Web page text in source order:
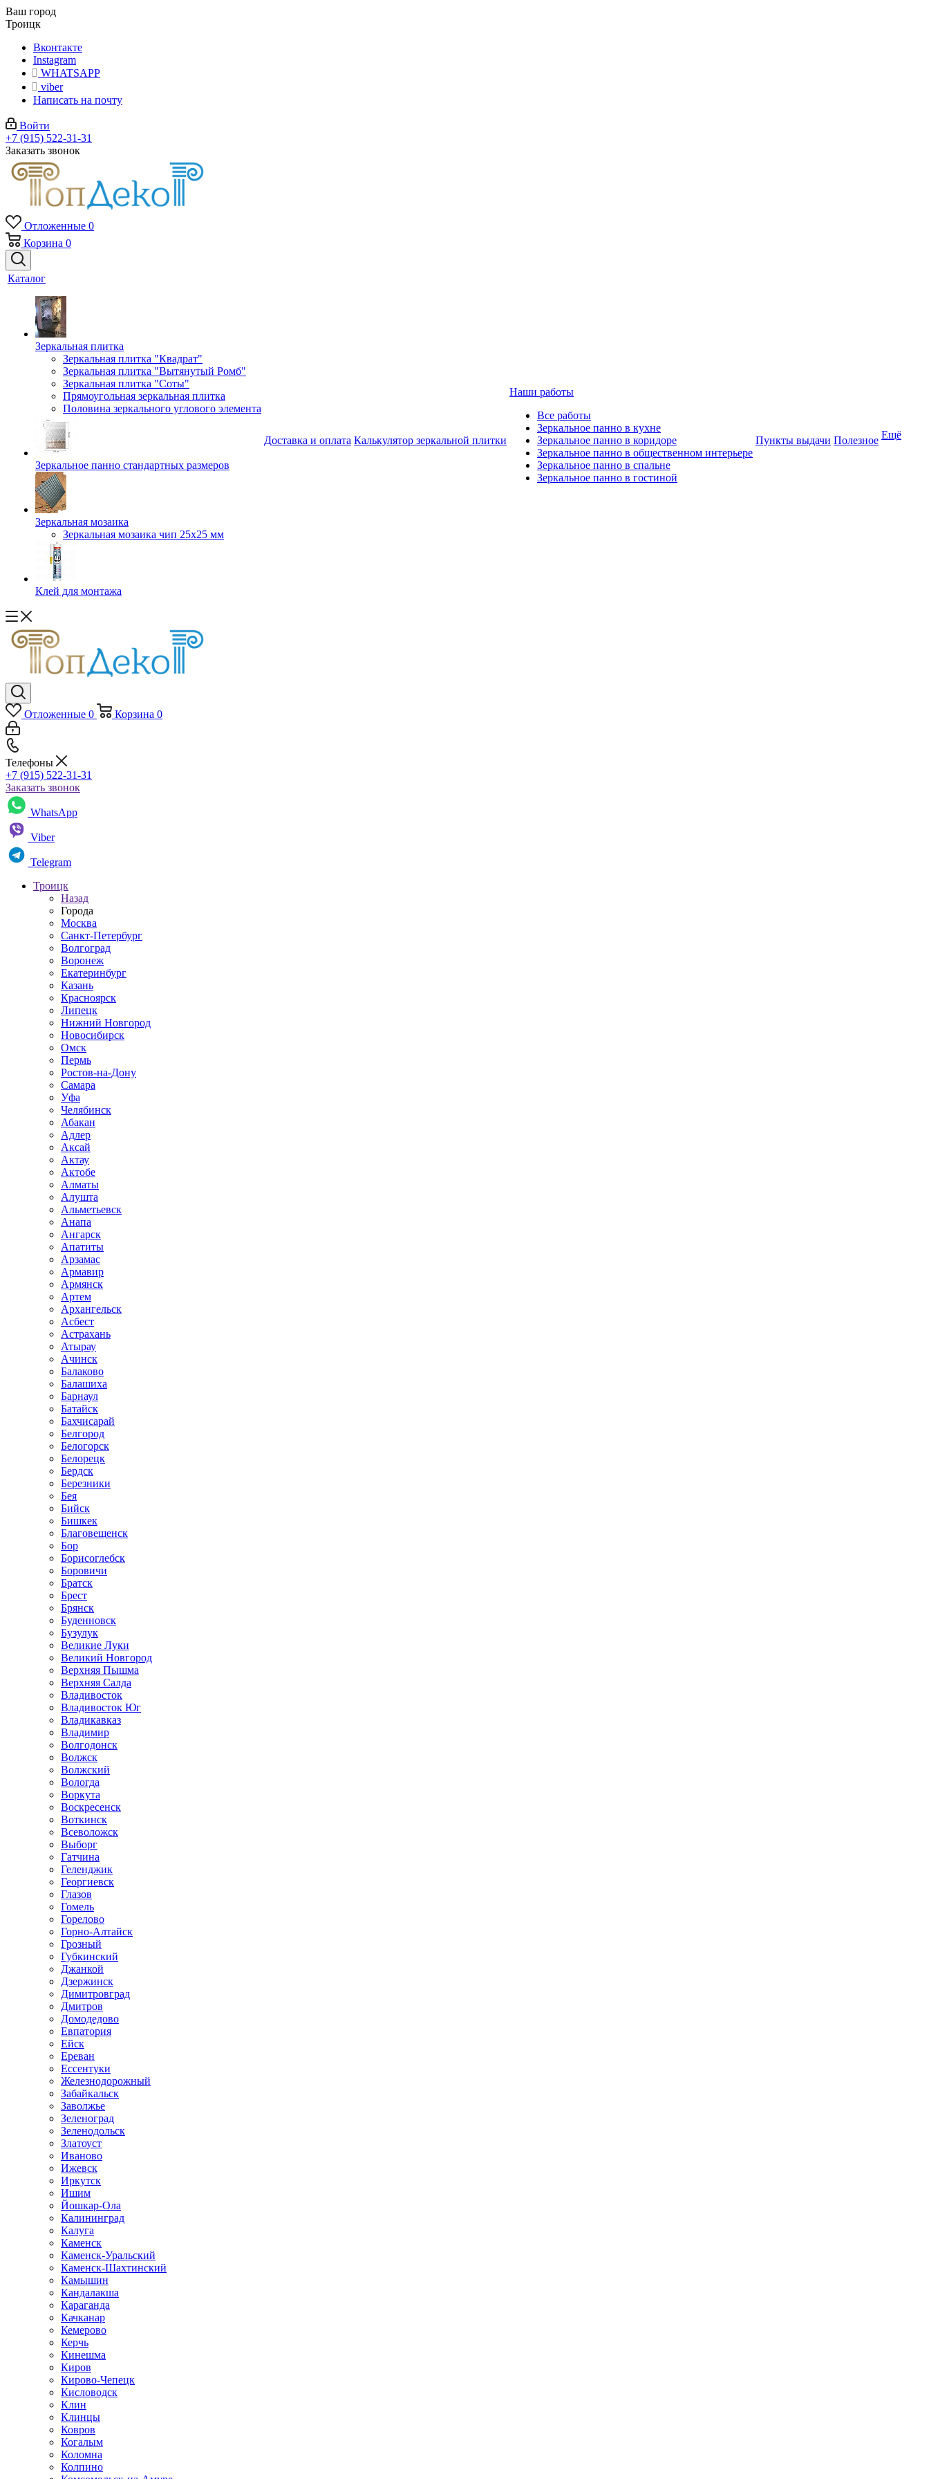
Ваш город
Троицк
Вконтакте
Instagram
WHATSAPP
viber
Написать на почту
Войти
+7 (915) 522-31-31
Заказать звонок
Отложенные 0
Корзина 0
Каталог
Зеркальная плитка
Зеркальная плитка "Квадрат"
Зеркальная плитка "Вытянутый Ромб"
Зеркальная плитка "Соты"
Прямоугольная зеркальная плитка
Половина зеркального углового элемента
Зеркальное панно стандартных размеров
Зеркальная мозаика
Зеркальная мозаика чип 25х25 мм
Клей для монтажа
Доставка и оплата Калькулятор зеркальной плитки
Наши работы
Все работы
Зеркальное панно в кухне
Зеркальное панно в коридоре
Зеркальное панно в общественном интерьере
Зеркальное панно в спальне
Зеркальное панно в гостиной
Пункты выдачи Полезное Ещё
Отложенные 0 Корзина 0
Телефоны
+7 (915) 522-31-31
Заказать звонок
WhatsApp
Viber
Telegram
Троицк
Назад
Города
Москва
Санкт-Петербург
Волгоград
Воронеж
Екатеринбург
Казань
Красноярск
Липецк
Нижний Новгород
Новосибирск
Омск
Пермь
Ростов-на-Дону
Самара
Уфа
Челябинск
Абакан
Адлер
Аксай
Актау
Актобе
Алматы
Алушта
Альметьевск
Анапа
Ангарск
Апатиты
Арзамас
Армавир
Армянск
Артем
Архангельск
Асбест
Астрахань
Атырау
Ачинск
Балаково
Балашиха
Барнаул
Батайск
Бахчисарай
Белгород
Белогорск
Белорецк
Бердск
Березники
Бея
Бийск
Бишкек
Благовещенск
Бор
Борисоглебск
Боровичи
Братск
Брест
Брянск
Буденновск
Бузулук
Великие Луки
Великий Новгород
Верхняя Пышма
Верхняя Салда
Владивосток
Владивосток Юг
Владикавказ
Владимир
Волгодонск
Волжск
Волжский
Вологда
Воркута
Воскресенск
Воткинск
Всеволожск
Выборг
Гатчина
Геленджик
Георгиевск
Глазов
Гомель
Горелово
Горно-Алтайск
Грозный
Губкинский
Джанкой
Дзержинск
Димитровград
Дмитров
Домодедово
Евпатория
Ейск
Ереван
Ессентуки
Железнодорожный
Забайкальск
Заволжье
Зеленоград
Зеленодольск
Златоуст
Иваново
Ижевск
Иркутск
Ишим
Йошкар-Ола
Калининград
Калуга
Каменск
Каменск-Уральский
Каменск-Шахтинский
Камышин
Кандалакша
Караганда
Качканар
Кемерово
Керчь
Кинешма
Киров
Кирово-Чепецк
Кисловодск
Клин
Клинцы
Ковров
Когалым
Коломна
Колпино